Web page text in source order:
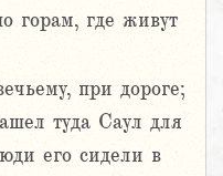
горам, где живут
при дороге;
туда Саул для
его сидели в